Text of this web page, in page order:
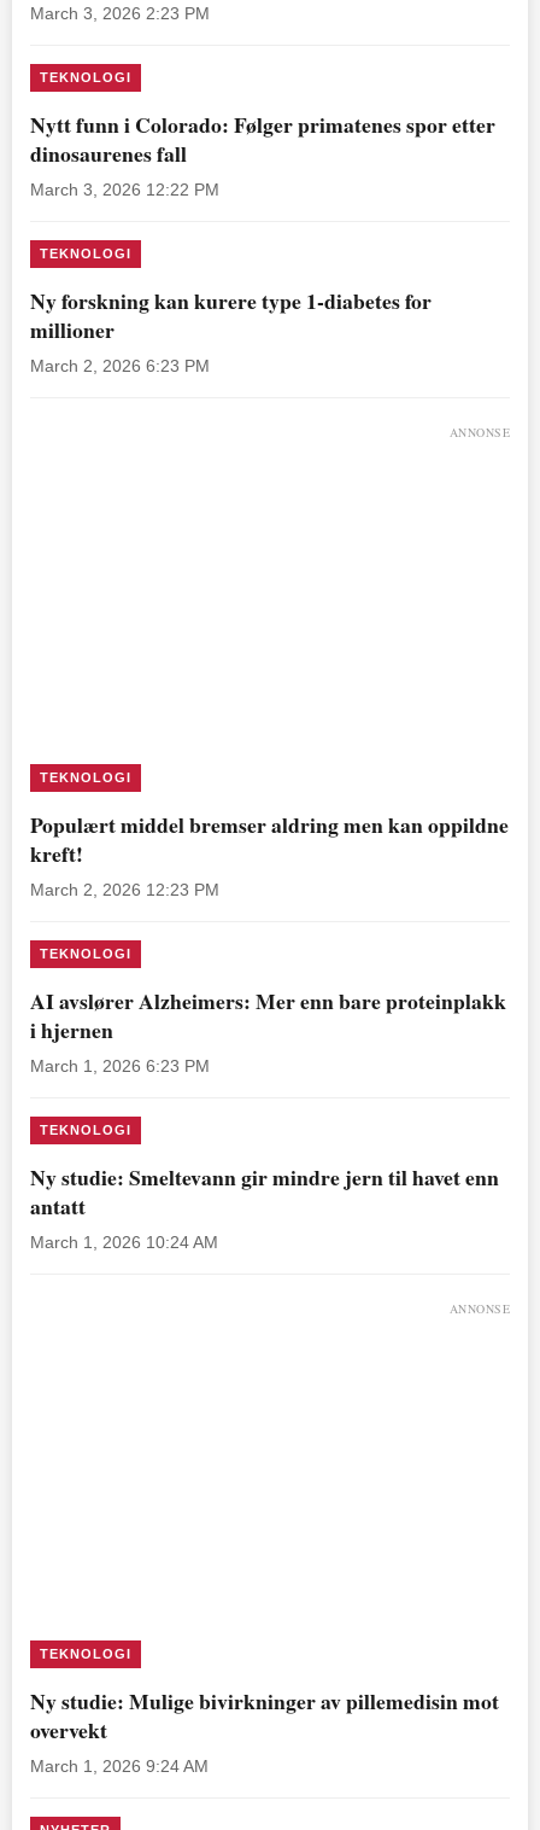
March 3, 2026 2:23 PM
TEKNOLOGI
Nytt funn i Colorado: Følger primatenes spor etter
dinosaurenes fall
March 3, 2026 12:22 PM
TEKNOLOGI
Ny forskning kan kurere type 1-diabetes for
millioner
March 2, 2026 6:23 PM
ANNONSE
TEKNOLOGI
Populært middel bremser aldring men kan oppildne
kreft!
March 2, 2026 12:23 PM
TEKNOLOGI
AI avslører Alzheimers: Mer enn bare proteinplakk
i hjernen
March 1, 2026 6:23 PM
TEKNOLOGI
Ny studie: Smeltevann gir mindre jern til havet enn
antatt
March 1, 2026 10:24 AM
ANNONSE
TEKNOLOGI
Ny studie: Mulige bivirkninger av pillemedisin mot
overvekt
March 1, 2026 9:24 AM